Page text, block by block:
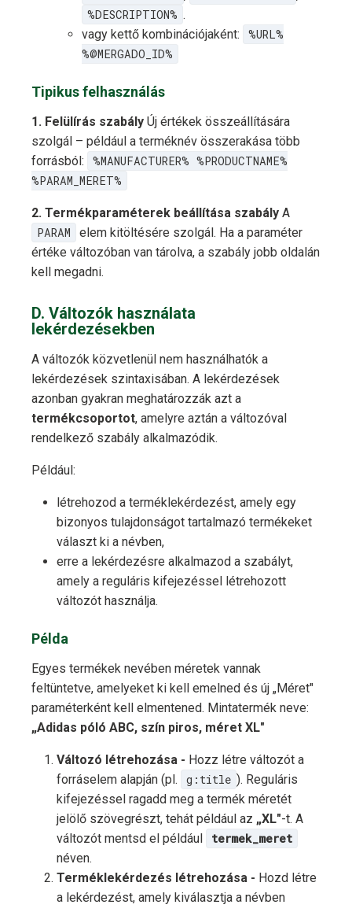
%DESCRIPTION% .
vagy kettő kombinációjaként:
%URL%
%@MERGADO_ID%
Tipikus felhasználás
1. Felülírás szabály Új értékek összeállítására
szolgál – például a terméknév összerakása több
forrásból:
%MANUFACTURER% %PRODUCTNAME%
%PARAM_MERET%
2. Termékparaméterek beállítása szabály A
PARAM
elem kitöltésére szolgál. Ha a paraméter
értéke változóban van tárolva, a szabály jobb oldalán
kell megadni.
D. Változók használata
lekérdezésekben
A változók közvetlenül nem használhatók a
lekérdezések szintaxisában. A lekérdezések
azonban gyakran meghatározzák azt a
termékcsoportot, amelyre aztán a változóval
rendelkező szabály alkalmazódik.
Például:
létrehozod a terméklekérdezést, amely egy
bizonyos tulajdonságot tartalmazó termékeket
választ ki a névben,
erre a lekérdezésre alkalmazod a szabályt,
amely a reguláris kifejezéssel létrehozott
változót használja.
Példa
Egyes termékek nevében méretek vannak
feltüntetve, amelyeket ki kell emelned és új „Méret"
paraméterként kell elmentened. Mintatermék neve:
„Adidas póló ABC, szín piros, méret XL"
Változó létrehozása - Hozz létre változót a
forráselem alapján (pl.
g:title ). Reguláris
kifejezéssel ragadd meg a termék méretét
jelölő szövegrészt, tehát például az „XL"-t. A
változót mentsd el például
termek_meret
néven.
Terméklekérdezés létrehozása - Hozd létre
a lekérdezést, amely kiválasztja a névben